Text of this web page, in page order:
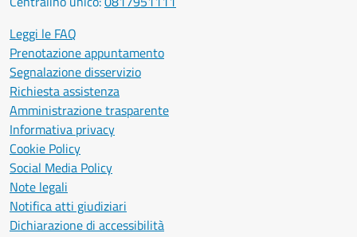
Leggi le FAQ
Prenotazione appuntamento
Segnalazione disservizio
Richiesta assistenza
Amministrazione trasparente
Informativa privacy
Cookie Policy
Social Media Policy
Note legali
Notifica atti giudiziari
Dichiarazione di accessibilità